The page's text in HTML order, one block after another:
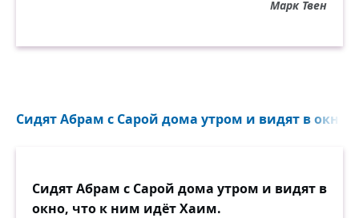
Марк Твен
Сидят Абрам с Сарой дома утром и видят в
Сидят Абрам с Сарой дома утром и видят в
окно, что к ним идёт Хаим.